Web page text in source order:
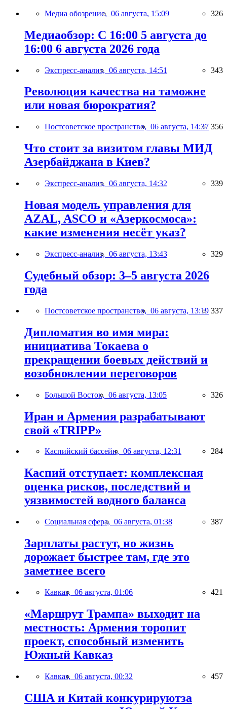
Медиа обозрение, 06 августа, 15:09 326
Медиаобзор: С 16:00 5 августа до
16:00 6 августа 2026 года
Экспресс-анализ, 06 августа, 14:51 343
Революция качества на таможне
или новая бюрократия?
Постсоветское пространство, 06 августа, 14:37 356
Что стоит за визитом главы МИД
Азербайджана в Киев?
Экспресс-анализ, 06 августа, 14:32 339
Новая модель управления для
AZAL, ASCO и «Азеркосмоса»:
какие изменения несёт указ?
Экспресс-анализ, 06 августа, 13:43 329
Судебный обзор: 3–5 августа 2026
года
Постсоветское пространство, 06 августа, 13:19 337
Дипломатия во имя мира:
инициатива Токаева о
прекращении боевых действий и
возобновлении переговоров
Большой Восток, 06 августа, 13:05 326
Иран и Армения разрабатывают
свой «TRIPP»
Каспийский бассейн, 06 августа, 12:31 284
Каспий отступает: комплексная
оценка рисков, последствий и
уязвимостей водного баланса
Социальная сфера, 06 августа, 01:38 387
Зарплаты растут, но жизнь
дорожает быстрее там, где это
заметнее всего
Кавказ, 06 августа, 01:06 421
«Маршрут Трампа» выходит на
местность: Армения торопит
проект, способный изменить
Южный Кавказ
Кавказ, 06 августа, 00:32 457
США и Китай конкурируютза